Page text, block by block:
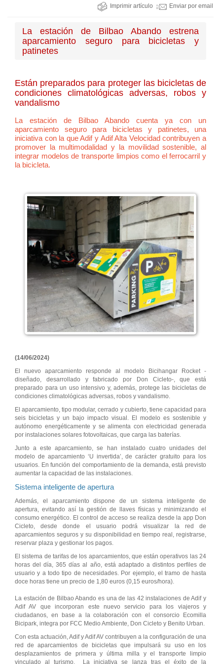
Imprimir artículo Enviar por email
La estación de Bilbao Abando estrena
aparcamiento seguro para bicicletas y
patinetes
Están preparados para proteger las bicicletas de
condiciones climatológicas adversas, robos y
vandalismo
La estación de Bilbao Abando cuenta ya con un
aparcamiento seguro para bicicletas y patinetes, una
iniciativa con la que Adif y Adif Alta Velocidad contribuyen a
promover la multimodalidad y la movilidad sostenible, al
integrar modelos de transporte limpios como el ferrocarril y
la bicicleta.
(14/06/2024)
El nuevo aparcamiento responde al modelo Bicihangar Rocket -
diseñado, desarrollado y fabricado por Don Cicleto-, que está
preparado para un uso intensivo y, además, protege las bicicletas de
condiciones climatológicas adversas, robos y vandalismo.
El aparcamiento, tipo modular, cerrado y cubierto, tiene capacidad para
seis bicicletas y un bajo impacto visual. El modelo es sostenible y
autónomo energéticamente y se alimenta con electricidad generada
por instalaciones solares fotovoltaicas, que carga las baterías.
Junto a este aparcamiento, se han instalado cuatro unidades del
modelo de aparcamiento ‘U invertida’, de carácter gratuito para los
usuarios. En función del comportamiento de la demanda, está previsto
aumentar la capacidad de las instalaciones.
Sistema inteligente de apertura
Además, el aparcamiento dispone de un sistema inteligente de
apertura, evitando así la gestión de llaves físicas y minimizando el
consumo energético. El control de acceso se realiza desde la app Don
Cicleto, desde donde el usuario podrá visualizar la red de
aparcamientos seguros y su disponibilidad en tiempo real, registrarse,
reservar plaza y gestionar los pagos.
El sistema de tarifas de los aparcamientos, que están operativos las 24
horas del día, 365 días al año, está adaptado a distintos perfiles de
usuario y a todo tipo de necesidades. Por ejemplo, el tramo de hasta
doce horas tiene un precio de 1,80 euros (0,15 euros/hora).
La estación de Bilbao Abando es una de las 42 instalaciones de Adif y
Adif AV que incorporan este nuevo servicio para los viajeros y
ciudadanos, en base a la colaboración con el consorcio Ecomilla
Bicipark, integra por FCC Medio Ambiente, Don Cicleto y Benito Urban.
Con esta actuación, Adif y Adif AV contribuyen a la configuración de una
red de aparcamientos de bicicletas que impulsará su uso en los
desplazamientos de primera y última milla y el transporte limpio
vinculado al turismo. La iniciativa se lanza tras el éxito de la